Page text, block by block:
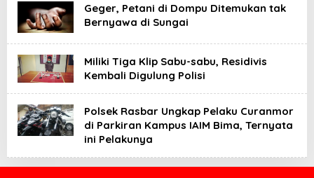
Geger, Petani di Dompu Ditemukan tak
Bernyawa di Sungai
Miliki Tiga Klip Sabu-sabu, Residivis
Kembali Digulung Polisi
Polsek Rasbar Ungkap Pelaku Curanmor
di Parkiran Kampus IAIM Bima, Ternyata
ini Pelakunya